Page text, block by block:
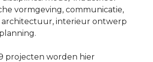
vormgeving, communicatie,
architectuur, interieur ontwerp
projecten worden hier